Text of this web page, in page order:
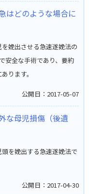
はどのような場合に
娩出させる急速遂娩法の
安全な手術であり、要約
ります。
公開日：2017-05-07
な母児損傷（後遺
を娩出する急速遂娩法で
公開日：2017-04-30